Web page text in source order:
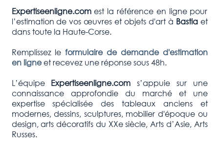
Expertiseenligne.comest la référence en ligne pour
l’estimation de vos œuvres et objets d'art à Bastia et
dans toute la Haute-Corse.
Remplissez leformulaire de demande d'estimation
en ligneet recevez une réponse sous 48h.
L’équipe Expertiseenligne.com s’appuie sur une
connaissance approfondie du marché et une
expertise spécialisée des tableaux anciens et
modernes, dessins, sculptures, mobilier d'époque ou
design, arts décoratifs du XXe siècle, Arts d’Asie, Arts
Russes.